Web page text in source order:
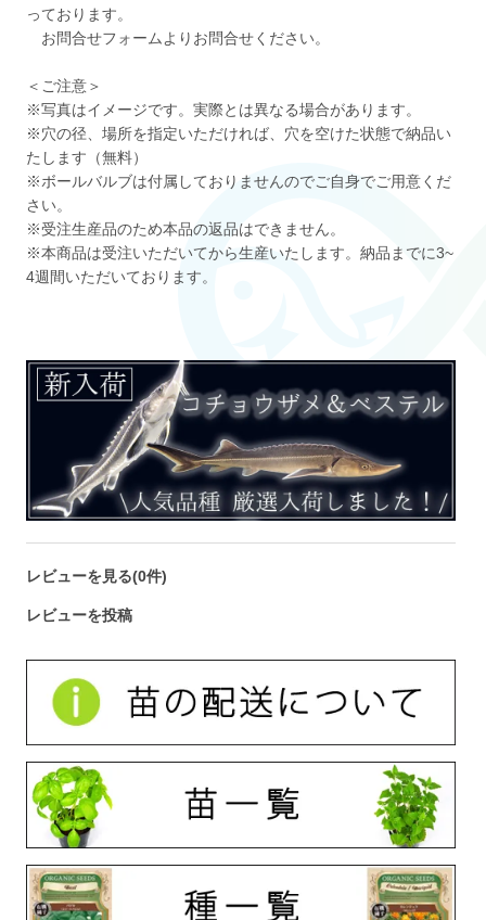
っております。
お問合せフォームよりお問合せください。
＜ご注意＞
※写真はイメージです。実際とは異なる場合があります。
※穴の径、場所を指定いただければ、穴を空けた状態で納品い
たします（無料）
※ボールバルブは付属しておりませんのでご自身でご用意くだ
さい。
※受注生産品のため本品の返品はできません。
※本商品は受注いただいてから生産いたします。納品までに3~
4週間いただいております。
レビューを見る(0件)
レビューを投稿